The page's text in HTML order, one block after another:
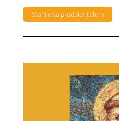
Staňte sa predplatiteľom